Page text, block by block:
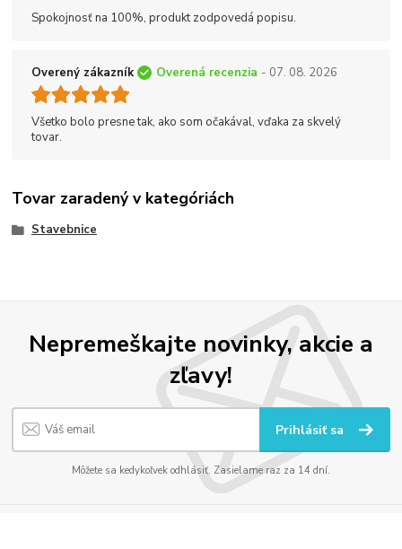
Spokojnosť na 100%, produkt zodpovedá popisu.
Overený zákazník Overená recenzia - 07. 08. 2026
Všetko bolo presne tak, ako som očakával, vďaka za skvelý
tovar.
Tovar zaradený v kategóriách
Stavebnice
Nepremeškajte novinky, akcie a
zľavy!
Prihlásiť sa
Môžete sa kedykoľvek odhlásiť. Zasielame raz za 14 dní.